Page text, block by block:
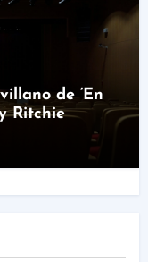
de ‘En
Ritchie